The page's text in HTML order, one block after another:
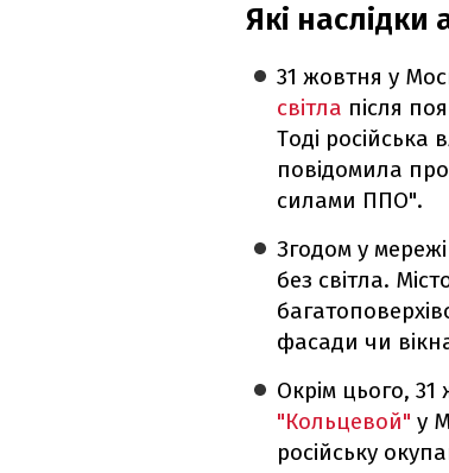
Які
31 жовтня у
світла після
Тоді російська
повідомила про
силами ППО".
Згодом у
без світла.
фасади чи
Окрім цього, 31
"Кольцевой" у
російську